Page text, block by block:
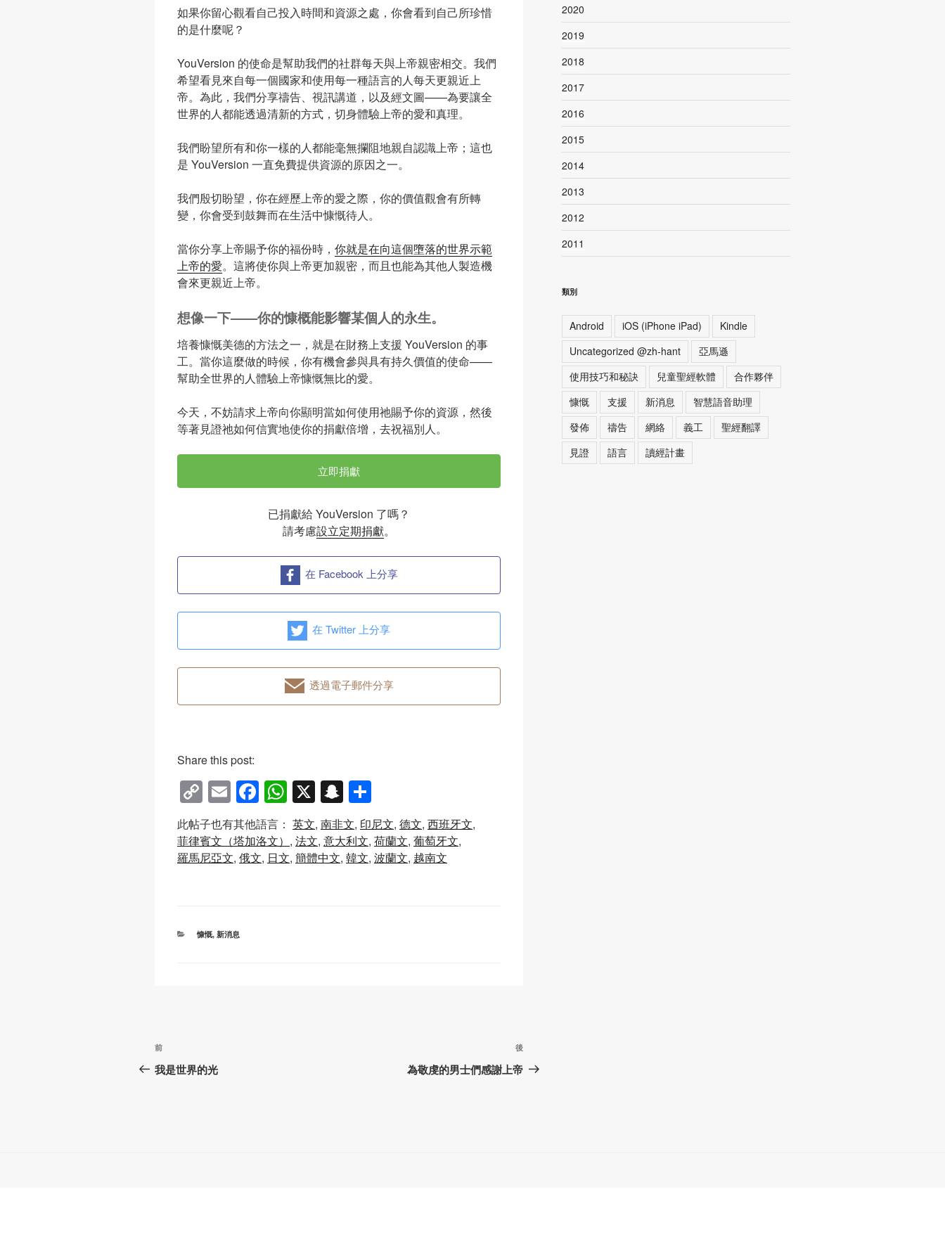
如果你留心觀看自己投入時間和資源之處，你會看到自己所珍惜
的是什麼呢？
YouVersion 的使命是幫助我們的社群每天與上帝親密相交。我們
希望看見來自每一個國家和使用每一種語言的人每天更親近上
帝。為此，我們分享禱告、視訊講道，以及經文圖——為要讓全
世界的人都能透過清新的方式，切身體驗上帝的愛和真理。
我們盼望所有和你一樣的人都能毫無攔阻地親自認識上帝；這也
是 YouVersion 一直免費提供資源的原因之一。
我們殷切盼望，你在經歷上帝的愛之際，你的價值觀會有所轉
變，你會受到鼓舞而在生活中慷慨待人。
當你分享上帝賜予你的福份時， 你就是在向這個墮落的世界示範
上帝的愛。這將使你與上帝更加親密，而且也能為其他人製造機
會來更親近上帝。
想像一下——你的慷概能影響某個人的永生。
培養慷慨美德的方法之一，就是在財務上支援 YouVersion 的事
工。當你這麼做的時候，你有機會參與具有持久價值的使命——
幫助全世界的人體驗上帝慷慨無比的愛。
今天，不妨請求上帝向你顯明當如何使用祂賜予你的資源，然後
等著見證祂如何信實地使你的捐獻倍增，去祝福別人。
立即捐獻
已捐獻給 YouVersion 了嗎？
請考慮設立定期捐獻。
在 Facebook 上分享
在 Twitter 上分享
透過電子郵件分享
Share this post:
C
o
p
y
k
E
m
ail
F
a
c
e
W
h
at
s
X S
n
a
p
享
此帖子也有其他語言： 英文 南非文 印尼文 德文 西班牙文
菲律賓文（塔加洛文）
法文 意大利文 荷蘭文 葡萄牙文
羅馬尼亞文 俄文 日文 簡體中文 韓文 波蘭文 越南文
分
慷慨, 新消息
文
章
上
一
前
我是世界的光
下
篇
後
為敬虔的男士們感謝上帝
2020
2019
2018
2017
2016
2015
2014
2013
2012
2011
類別
Android iOS (iPhone iPad)
Kindle
Uncategorized @zh-hant
亞馬遜
使用技巧和秘訣
兒童聖經軟體
合作夥伴
慷慨
支援 新消息
智慧語音助理
發佈
禱告 網絡 義工
聖經翻譯
見證
語言 讀經計畫